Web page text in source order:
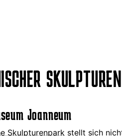
Joanneum
Skulpturenpark stellt sich